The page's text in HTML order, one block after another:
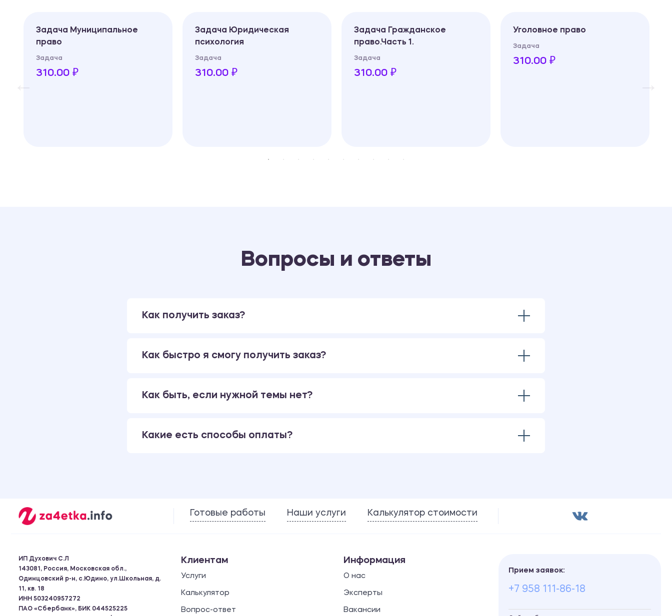
Задача Муниципальное
право
Задача
310.00 ₽
Задача Юридическая
психология
Задача
310.00 ₽
Задача Гражданское
право.Часть 1.
Задача
310.00 ₽
Уголовное право
Задача
310.00 ₽
Вопросы и ответы
Как получить заказ?
Как быстро я смогу получить заказ?
Как быть, если нужной темы нет?
Какие есть способы оплаты?
Готовые работы Наши услуги Калькулятор стоимости
ИП Духович С.Л
143081, Россия, Московская обл.,
Одинцовский р-н, с.Юдино, ул.Школьная, д.
11, кв. 18
ИНН 503240957272
ПАО «Сбербанк», БИК 044525225
Клиентам
Услуги
Калькулятор
Вопрос-ответ
Информация
О нас
Эксперты
Вакансии
Прием заявок:
+7 958 111-86-18